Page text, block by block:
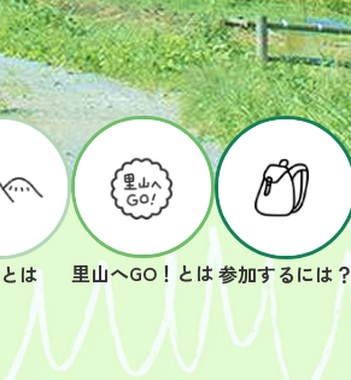
は 里山へGO！とは参加するには？